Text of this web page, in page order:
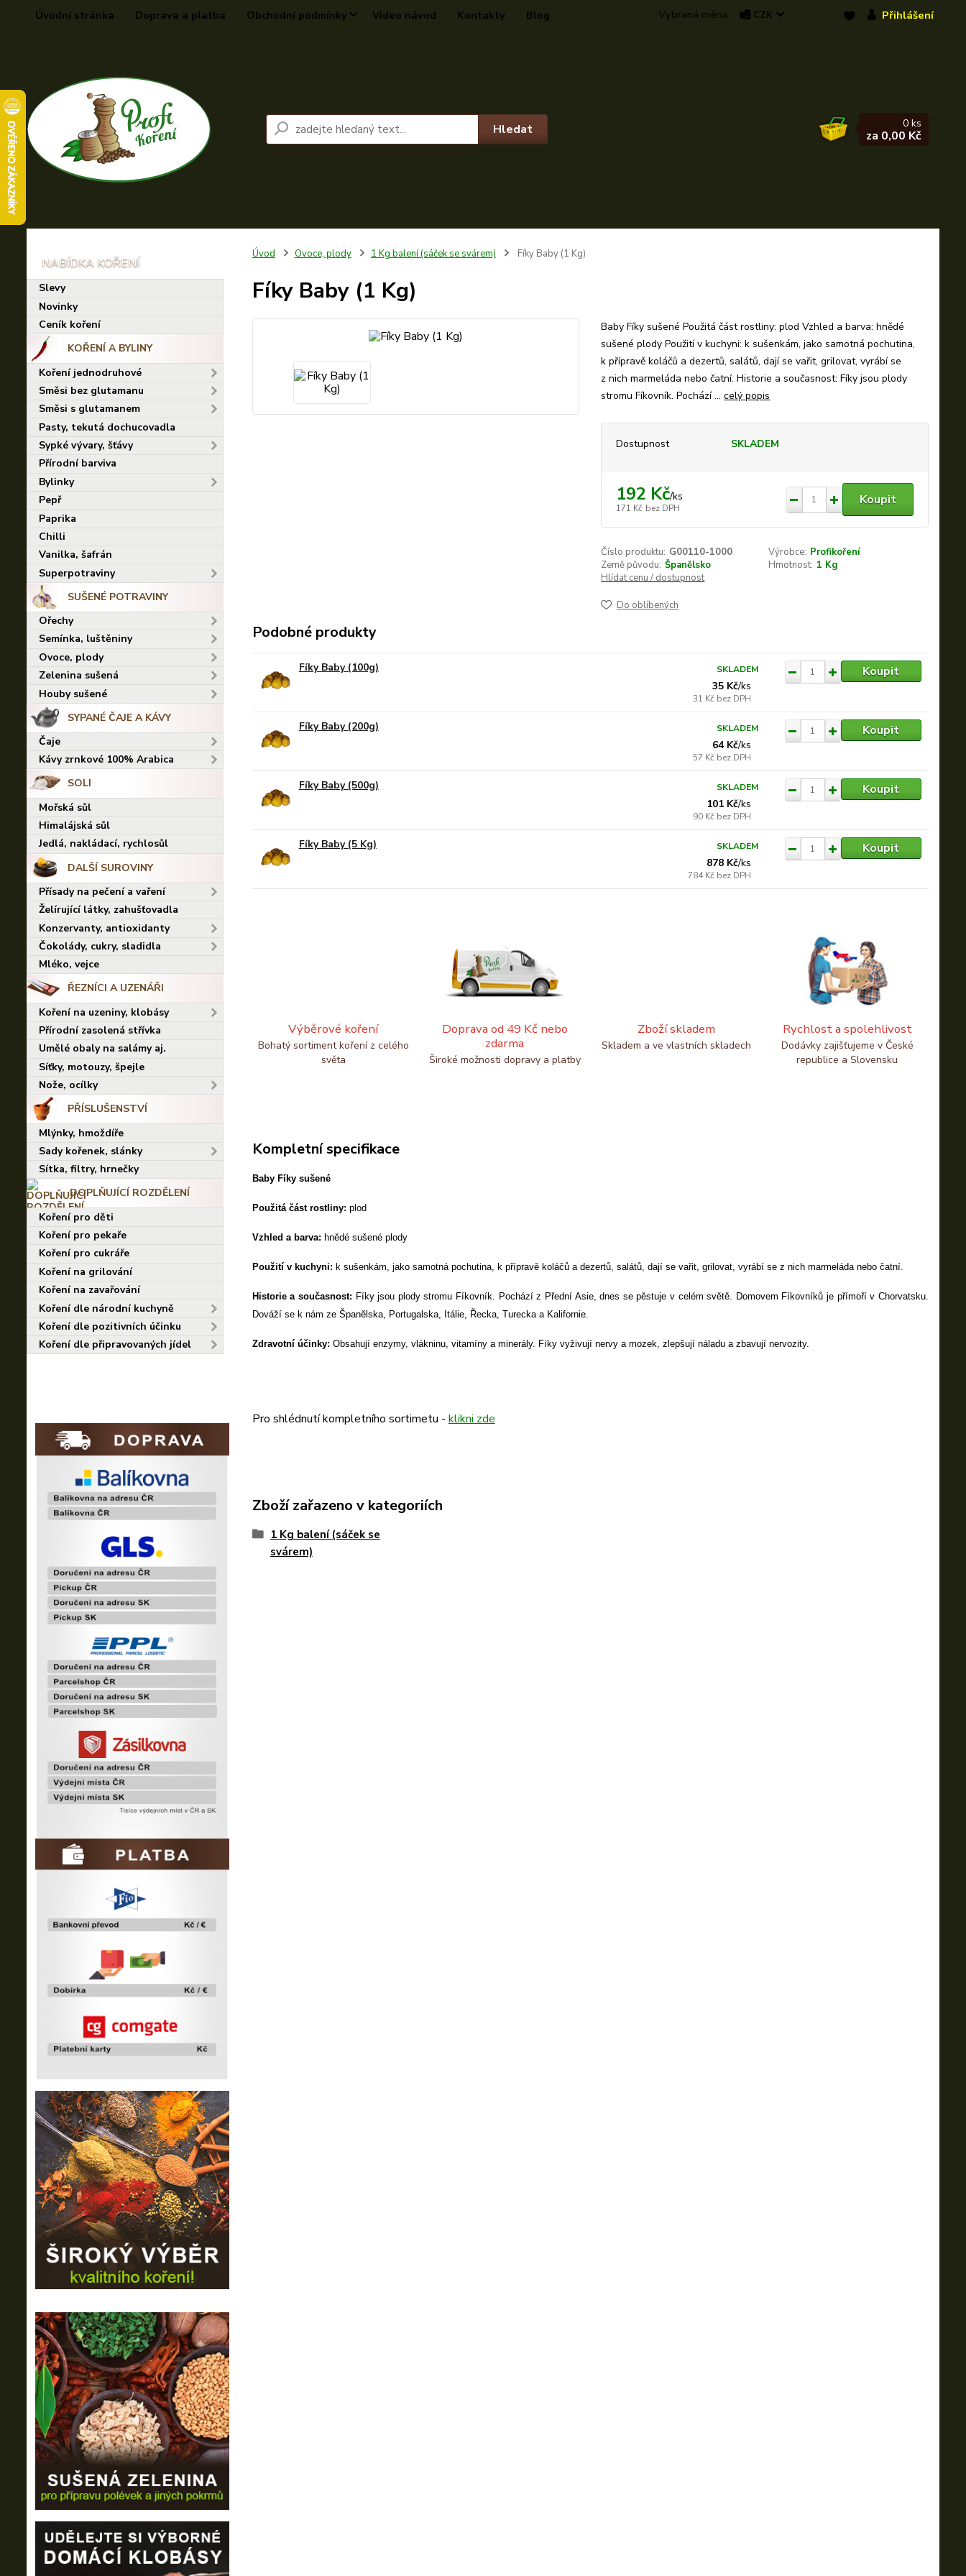
Úvodní stránka Doprava a platba Obchodní podmínky Video návod Kontakty Blog CZK Přihlášení
Hledat 0 ks
za 0,00 Kč
Slevy
Novinky
Ceník koření
KOŘENÍ A BYLINY
Koření jednodruhové
Směsi bez glutamanu
Směsi s glutamanem
Pasty, tekutá dochucovadla
Sypké vývary, šťávy
Přírodní barviva
Bylinky
Pepř
Paprika
Chilli
Vanilka, šafrán
Superpotraviny
SUŠENÉ POTRAVINY
Ořechy
Semínka, luštěniny
Ovoce, plody
Zelenina sušená
Houby sušené
SYPANÉ ČAJE A KÁVY
Čaje
Kávy zrnkové 100% Arabica
SOLI
Mořská sůl
Himalájská sůl
Jedlá, nakládací, rychlosůl
DALŠÍ SUROVINY
Přísady na pečení a vaření
Želírující látky, zahušťovadla
Konzervanty, antioxidanty
Čokolády, cukry, sladidla
Mléko, vejce
ŘEZNÍCI A UZENÁŘI
Koření na uzeniny, klobásy
Přírodní zasolená střívka
Umělé obaly na salámy aj.
Síťky, motouzy, špejle
Nože, ocílky
PŘÍSLUŠENSTVÍ
Mlýnky, hmoždíře
Sady kořenek, slánky
Sítka, filtry, hrnečky
DOPLŇUJÍCÍ ROZDĚLENÍ
Koření pro děti
Koření pro pekaře
Koření pro cukráře
Koření na grilování
Koření na zavařování
Koření dle národní kuchyně
Koření dle pozitivních účinku
Koření dle připravovaných jídel
Úvod Ovoce, plody 1 Kg balení (sáček se svárem) Fíky Baby (1 Kg)
Fíky Baby (1 Kg)
Baby Fíky sušené Použitá část rostliny: plod Vzhled a barva: hnědé
sušené plody Použití v kuchyni: k sušenkám, jako samotná pochutina,
k přípravě koláčů a dezertů, salátů, dají se vařit, grilovat, vyrábí se
z nich marmeláda nebo čatní. Historie a současnost: Fíky jsou plody
stromu Fíkovník. Pochází ...celý popis
Dostupnost SKLADEM
192 Kč/ks
171 Kč bez DPH
Koupit
Číslo produktu: G00110-1000 Výrobce: Profikoření
Země původu: Španělsko Hmotnost: 1 Kg
Hlídat cenu / dostupnost
Do oblíbených
Podobné produkty
Fíky Baby (100g)
35 Kč/ks
31 Kč bez DPH
SKLADEM Koupit
Fíky Baby (200g)
64 Kč/ks
57 Kč bez DPH
SKLADEM Koupit
Fíky Baby (500g)
101 Kč/ks
90 Kč bez DPH
SKLADEM Koupit
Fíky Baby (5 Kg)
878 Kč/ks
784 Kč bez DPH
SKLADEM Koupit
Výběrové koření
Bohatý sortiment koření z celého
světa
Doprava od 49 Kč nebo
zdarma
Široké možnosti dopravy a platby
Zboží skladem
Skladem a ve vlastních skladech
Rychlost a spolehlivost
Dodávky zajišťujeme v České
republice a Slovensku
Kompletní specifikace
Baby Fíky sušené
Použitá část rostliny: plod
Vzhled a barva: hnědé sušené plody
Použití v kuchyni: k sušenkám, jako samotná pochutina, k přípravě koláčů a dezertů, salátů, dají se vařit, grilovat, vyrábí se z nich marmeláda nebo čatní.
Historie a současnost: Fíky jsou plody stromu Fíkovník. Pochází z Přední Asie, dnes se pěstuje v celém světě. Domovem Fíkovníků je přímoří v Chorvatsku.
Dováží se k nám ze Španělska, Portugalska, Itálie, Řecka, Turecka a Kalifornie.
Zdravotní účinky: Obsahují enzymy, vlákninu, vitamíny a minerály. Fíky vyživují nervy a mozek, zlepšují náladu a zbavují nervozity.
Pro shlédnutí kompletního sortimetu - klikni zde
Zboží zařazeno v kategoriích
1 Kg balení (sáček se
svárem)